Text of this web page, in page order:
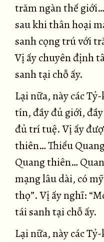
trăm ngàn thế
sau khi thân hoại
sanh cọng trú với
Vị ấy chuyên định
sanh tại chỗ ấy.
Lại nữa, này các
tín, đầy đủ giới,
đủ trí tuệ. Vị ấy
thiên… Thiểu
Quang thiên…
mạng lâu dài, có
thọ”. Vị ấy nghĩ:
tái sanh tại chỗ ấy.
Lại nữa, này các